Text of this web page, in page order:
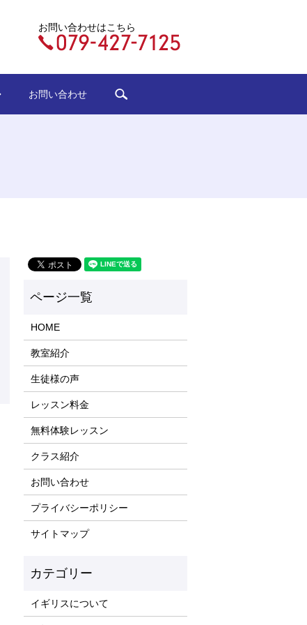
お問い合わせはこちら
お問い合わせ
HOME
教室紹介
生徒様の声
レッスン料金
無料体験レッスン
クラス紹介
お問い合わせ
プライバシーポリシー
サイトマップ
イギリスについて